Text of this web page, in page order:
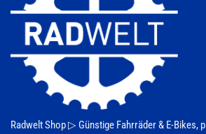
Radwelt Shop ▷ Günstige Fahrräder & E-Bikes,